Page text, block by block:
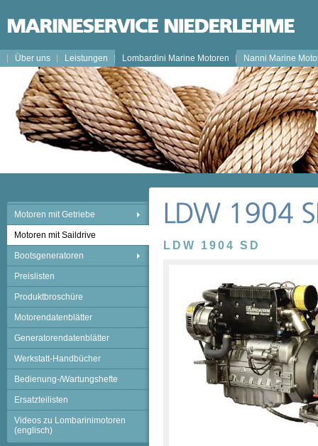
Über uns Leistungen Lombardini Marine Motoren Nanni Marine
Motoren mit Getriebe
Motoren mit Saildrive
Bootsgeneratoren
Preislisten
Produktbroschüre
Motorendatenblätter
Generatorendatenblätter
Werkstatt-Handbücher
Bedienung-/Wartungshefte
Ersatzteilisten
Videos zu Lombarinimotoren
(englisch)
LDW 1904 SD